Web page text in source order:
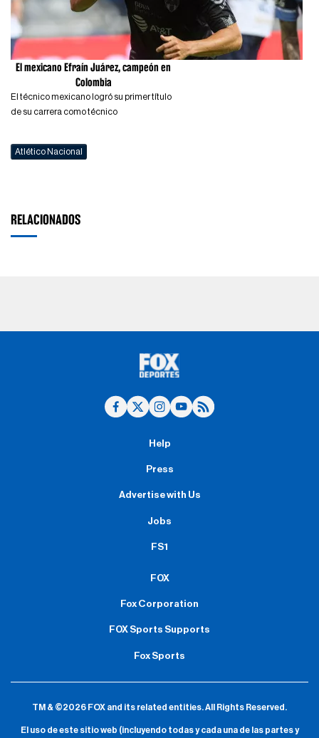
El mexicano Efraín Juárez, campeón en
Colombia
El técnico mexicano logró su primer título
de su carrera como técnico
Atlético Nacional
RELACIONADOS
Help
Press
Advertise with Us
Jobs
FS1
FOX
Fox Corporation
FOX Sports Supports
Fox Sports
TM & ©2026 FOX and its related entities.All Rights Reserved.
El uso de este sitio web (incluyendo todas y cada una de las partes y